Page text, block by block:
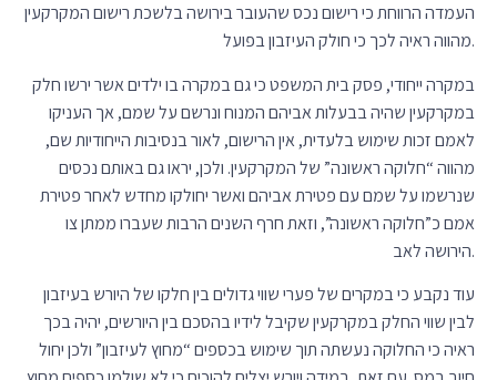
העמדה הרווחת כי רישום נכס שהעובר בירושה בלשכת רישום המקרקעין
מהווה ראיה לכך כי חולק העיזבון בפועל.
במקרה ייחודי, פסק בית המשפט כי גם במקרה בו ילדים אשר ירשו חלק
במקרקעין שהיה בבעלות אביהם המנוח ונרשם על שמם, אך העניקו
לאמם זכות שימוש בלעדית, אין הרישום, לאור בנסיבות הייחודיות שם,
מהווה “חלוקה ראשונה” של המקרקעין. ולכן, יראו גם באותם נכסים
שנרשמו על שמם עם פטירת אביהם ואשר יחולקו מחדש לאחר פטירת
אמם כ”חלוקה ראשונה”, וזאת חרף השנים הרבות שעברו ממתן צו
הירושה לאב.
עוד נקבע כי במקרים של פערי שווי גדולים בין חלקו של היורש בעיזבון
לבין שווי החלק במקרקעין שקיבל לידיו בהסכם בין היורשים, יהיה בכך
ראיה כי החלוקה נעשתה תוך שימוש בכספים “מחוץ לעיזבון” ולכן יחול